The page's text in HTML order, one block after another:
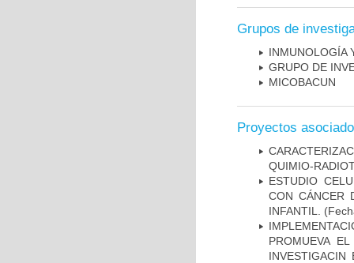
Grupos de
INMUNOLOGÍA
GRUPO DE
MICOBAC­UN
Proyectos
QUIMIO-
ESTUDIO
CON CÁNCER
INFANTIL.
PROMUEVA
INVESTIGACIN